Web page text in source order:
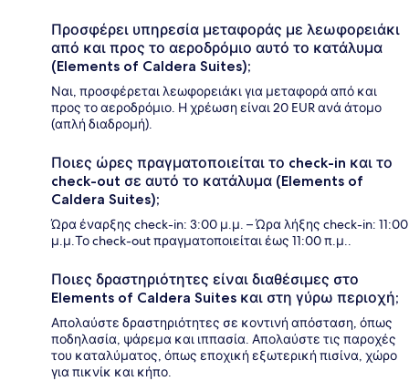
Προσφέρει υπηρεσία μεταφοράς με λεωφορειάκι
από και προς το αεροδρόμιο αυτό το κατάλυμα
(Elements of Caldera Suites);
Ναι, προσφέρεται λεωφορειάκι για μεταφορά από και
προς το αεροδρόμιο. Η χρέωση είναι 20 EUR ανά άτομο
(απλή διαδρομή).
Ποιες ώρες πραγματοποιείται το check-in και το
check-out σε αυτό το κατάλυμα (Elements of
Caldera Suites);
Ώρα έναρξης check-in: 3:00 μ.μ. – Ώρα λήξης check-in: 11:00
μ.μ.Το check-out πραγματοποιείται έως 11:00 π.μ..
Ποιες δραστηριότητες είναι διαθέσιμες στο
Elements of Caldera Suites και στη γύρω περιοχή;
Απολαύστε δραστηριότητες σε κοντινή απόσταση, όπως
ποδηλασία, ψάρεμα και ιππασία. Απολαύστε τις παροχές
του καταλύματος, όπως εποχική εξωτερική πισίνα, χώρο
για πικνίκ και κήπο.